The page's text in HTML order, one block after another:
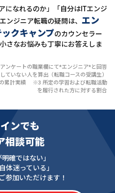
になれるのか」「自分はITエンジ
エンジニア転職の疑問は、 エン
クキャンプのカウンセラー
さなお悩みも丁寧にお答えしま
ケートの職業欄にて*エンジニア*と回答
していない人を算出（転職コースの受講生）
累計実績 ※3 所定の学習および転職活動
を履行された方に対する割合
ンでも
相談可能
明確ではない」
体迷っている」
参加いただけます！